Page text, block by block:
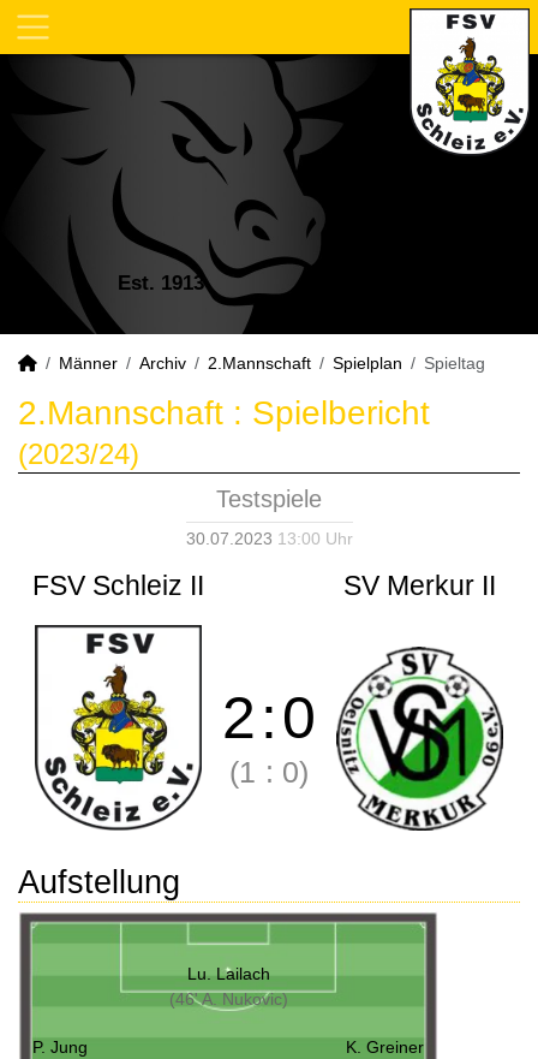
Est. 1913
Männer Archiv 2.Mannschaft Spielplan Spieltag
2.Mannschaft : Spielbericht
(2023/24)
Testspiele
30.07.2023 13:00 Uhr
FSV Schleiz II SV Merkur II
2:0
(1 : 0)
Aufstellung
Lu. Lailach
(46' A. Nukovic)
P. Jung
K. Greiner